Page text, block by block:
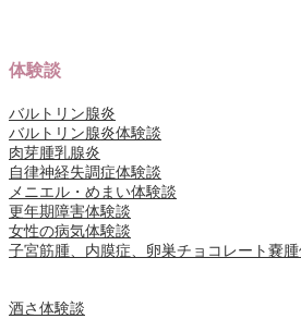
体験談
バルトリン腺炎
バルトリン腺炎体験談
肉芽腫乳腺炎
自律神経失調症体験談
メニエル・めまい体験談
更年期障害体験談
女性の病気体験談
子宮筋腫、内膜症、卵巣チョコレート嚢
酒さ体験談